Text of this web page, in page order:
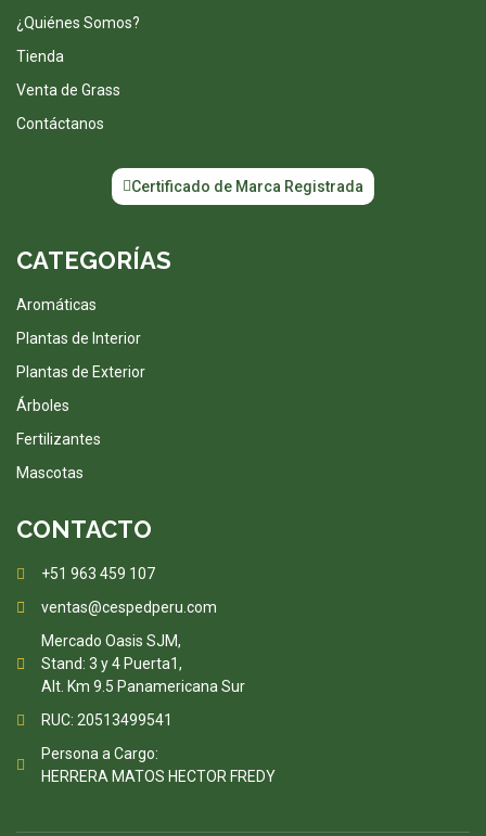
¿Quiénes Somos?
Tienda
Venta de Grass
Contáctanos
Certificado de Marca Registrada
CATEGORÍAS
Aromáticas
Plantas de Interior
Plantas de Exterior
Árboles
Fertilizantes
Mascotas
CONTACTO
+51 963 459 107
ventas@cespedperu.com
Mercado Oasis SJM,
Stand: 3 y 4 Puerta1,
Alt. Km 9.5 Panamericana Sur
RUC: 20513499541
Persona a Cargo:
HERRERA MATOS HECTOR FREDY